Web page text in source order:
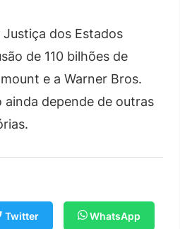
dos Estados
de 110 bilhões de
e a Warner Bros.
ainda depende de outras
Twitter WhatsApp